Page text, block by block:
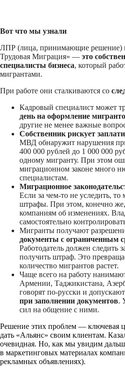
Вот что мы узнали
ЛПР (лица, принимающие решение)
Трудовая Миграция» — это
специалисты бизнеса, который
мигрантами.
При работе они сталкиваются со
Кадровый специалист может
день на оформление
другие не менее важные
Собственник рискует
МВД обнаружит нарушения
400 000 рублей до 1 000 000
одному мигранту. При этом
миграционном законе много
специалистам.
Миграционное
Если за чем-то не уследить,
штрафы. При этом, конечно
компаниям об изменениях.
самостоятельно
Мигранты получают
документы с ограниченным
Работодатель должен следить
получить штраф. Это
количество мигрантов растет.
Чаще всего на работу
Армении, Таджикистана,
говорят по-русски и
при заполнении документов.
сил на общение с ними.
Решение этих проблем — ключевая
дать «Альянс» своим клиентам.
очевидная. Но, как мы увидим
в маркетинговых материалах
рекламных объявлениях).